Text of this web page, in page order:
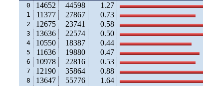
0 14652 44598 1.27
1 11377 27867 0.73
2 12675 23741 0.58
3 13636 22574 0.50
4 10550 18387 0.44
5 11636 19880 0.47
6 10978 22816 0.53
7 12190 35864 0.88
8 13647 55776 1.64